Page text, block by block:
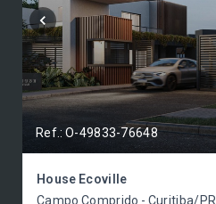
Ref.: O-49833-76648
House Ecoville
Campo Comprido - Curitiba/PR